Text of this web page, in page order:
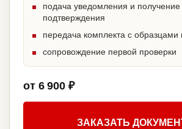
подача уведомления и получение
подтверждения
передача комплекта с образцами
сопровождение первой проверки
от 6 900 ₽
ЗАКАЗАТЬ